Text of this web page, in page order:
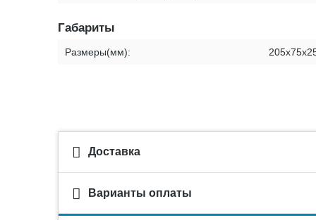
Габариты
Размеры(мм):
Доставка
Варианты оплаты